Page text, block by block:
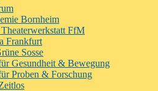
Bornheim
FfM
Frankfurt
Sosse
Gesundheit & Bewegung
Proben & Forschung